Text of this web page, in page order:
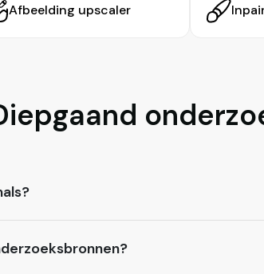
Afbeelding upscaler